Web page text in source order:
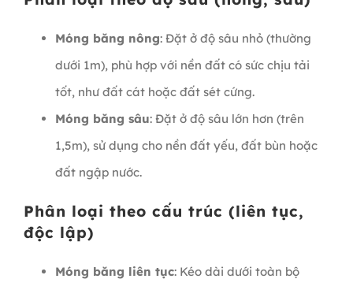
Móng băng nông: Đặt ở độ sâu nhỏ (thường
dưới 1m), phù hợp với nền đất có sức chịu tải
tốt, như đất cát hoặc đất sét cứng.
Móng băng sâu: Đặt ở độ sâu lớn hơn (trên
1,5m), sử dụng cho nền đất yếu, đất bùn hoặc
đất ngập nước.
Phân loại theo cấu trúc (liên tục,
độc lập)
Móng băng liên tục: Kéo dài dưới toàn bộ